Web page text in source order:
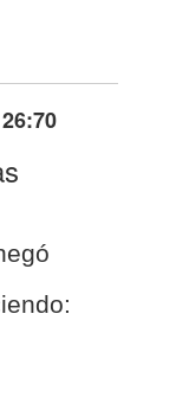
26:70